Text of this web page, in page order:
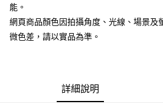
２．便利：只要手機號碼，簡訊認證，即可結帳
３．安心：先確認商品／服務後，再付款。
【「AFTEE先享後付」結帳流程】
ATM／網路銀行／等多元方式進行付款，方視
※ 請注意：結帳手續完成當下不需立刻繳費，
運送方式
全家取貨付款
每筆NT$60，滿NT$799(含以上)免運費
能。
網頁商品顏色因拍攝角度、光線、場景及
微色差，請以實品為準。
詳細說明